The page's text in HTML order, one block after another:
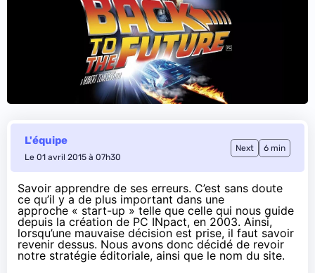
L'équipe
Le 01 avril 2015 à 07h30
Next 6 min
Savoir apprendre de ses erreurs. C’est sans doute
ce qu’il y a de plus important dans une
approche « start-up » telle que celle qui nous guide
depuis la création de PC INpact, en 2003. Ainsi,
lorsqu’une mauvaise décision est prise, il faut savoir
revenir dessus. Nous avons donc décidé de revoir
notre stratégie éditoriale, ainsi que le nom du site.